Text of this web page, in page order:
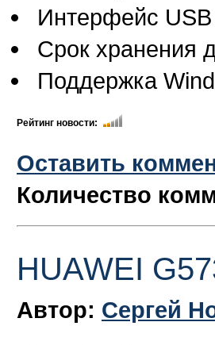
Интерфейс
Срок хранения
Поддержка
Рейтинг новости:
Оставить
Количество
HUAWEI
Автор: Сергей